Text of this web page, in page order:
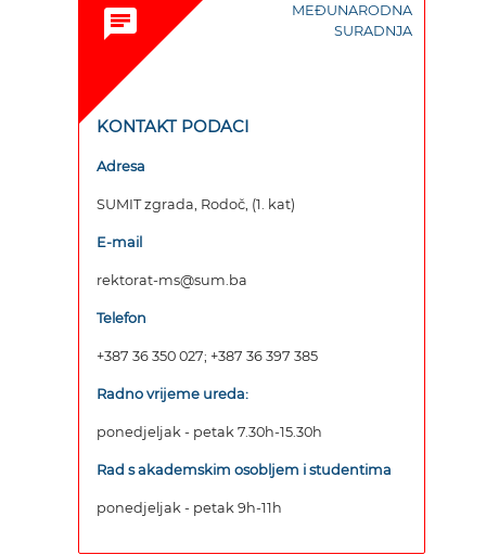
chat
MEĐUNARODNA
SURADNJA
KONTAKT PODACI
Adresa
SUMIT zgrada, Rodoč, (1. kat)
E-mail
rektorat-ms@sum.ba
Telefon
+387 36 350 027; +387 36 397 385
Radno vrijeme ureda:
ponedjeljak - petak 7.30h-15.30h
Rad s akademskim osobljem i studentima
ponedjeljak - petak 9h-11h